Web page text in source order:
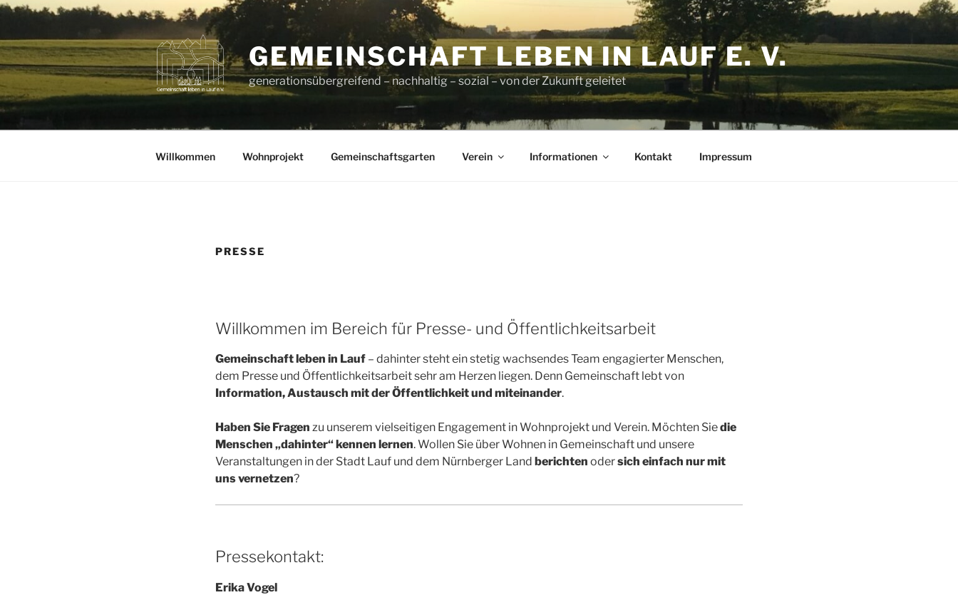
Zum
springen
GEMEINSCHAFT LEBEN IN LAUF E. V.
generationsübergreifend – nachhaltig – sozial – von der Zukunft geleitet
Willkommen Wohnprojekt Gemeinschaftsgarten Verein Informationen Kontakt Impressum
PRESSE
Willkommen im Bereich für Presse- und Öffentlichkeitsarbeit
Gemeinschaft leben in Lauf – dahinter steht ein stetig wachsendes Team engagierter Menschen,
dem Presse und Öffentlichkeitsarbeit sehr am Herzen liegen. Denn Gemeinschaft lebt von
Information, Austausch mit der Öffentlichkeit und miteinander.
Haben Sie Fragen zu unserem vielseitigen Engagement in Wohnprojekt und Verein. Möchten Siedie
Menschen „dahinter“ kennen lernen. Wollen Sie über Wohnen in Gemeinschaft und unsere
Veranstaltungen in der Stadt Lauf und dem Nürnberger Land berichten odersich einfach nur mit
uns vernetzen?
Pressekontakt:
Erika Vogel